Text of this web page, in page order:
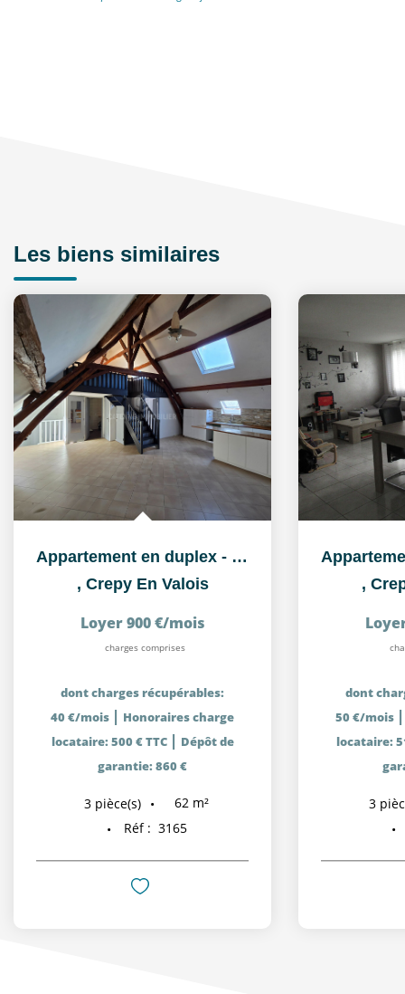
Les biens similaires
Appartement en duplex - Centre ville Crépy en Valois
, Crepy En Valois
Loyer 900 €/mois
charges comprises
dont charges récupérables:
40 €/mois | Honoraires charge
locataire: 500 € TTC | Dépôt de
garantie: 860 €
3 pièce(s) 62 m²
Réf : 3165
,
dont
50 €/mois
locataire:
3